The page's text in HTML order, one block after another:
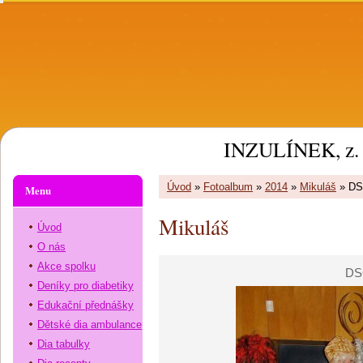
INZULÍNEK, z.
Úvod » Fotoalbum » 2014 » Mikuláš »
Mikuláš
Menu
Úvod
O nás
Akce spolku
Deníky pro diabetiky
Edukační přednášky
Dětské dia ambulance
Dia tabulky